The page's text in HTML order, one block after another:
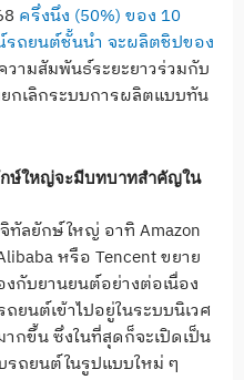
ครึ่งนึง (50%) ของ 10
ถยนต์ชั้นนำ จะผลิตชิปของ
ามสัมพันธ์ระยะยาวร่วมกับ
กเลิกระบบการผลิตแบบทัน
ษ์ใหญ่จะมีบทบาทสำคัญใน
ทัลยักษ์ใหญ่ อาทิ Amazon
หรือ Tencent ขยาย
งกับยานยนต์อย่างต่อเนื่อง
ยนต์เข้าไปอยู่ในระบบนิเวศ
กขึ้น ซึ่งในที่สุดก็จะเปิดเป็น
รถยนต์ในรูปแบบใหม่ ๆ